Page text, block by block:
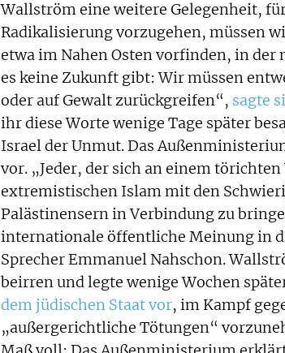
Wallström eine weitere Gelegenheit,
Radikalisierung vorzugehen, müssen
etwa im Nahen Osten vorfinden, in der
es keine Zukunft gibt: Wir müssen
oder auf Gewalt zurückgreifen“, sagte
ihr diese Worte wenige Tage später
Israel der Unmut. Das
vor. „Jeder, der sich an einem
extremistischen Islam mit den
Palästinensern in Verbindung zu
internationale öffentliche Meinung in
Sprecher Emmanuel Nahschon.
beirren und legte wenige Wochen
dem jüdischen Staat vor, im Kampf
„außergerichtliche Tötungen“